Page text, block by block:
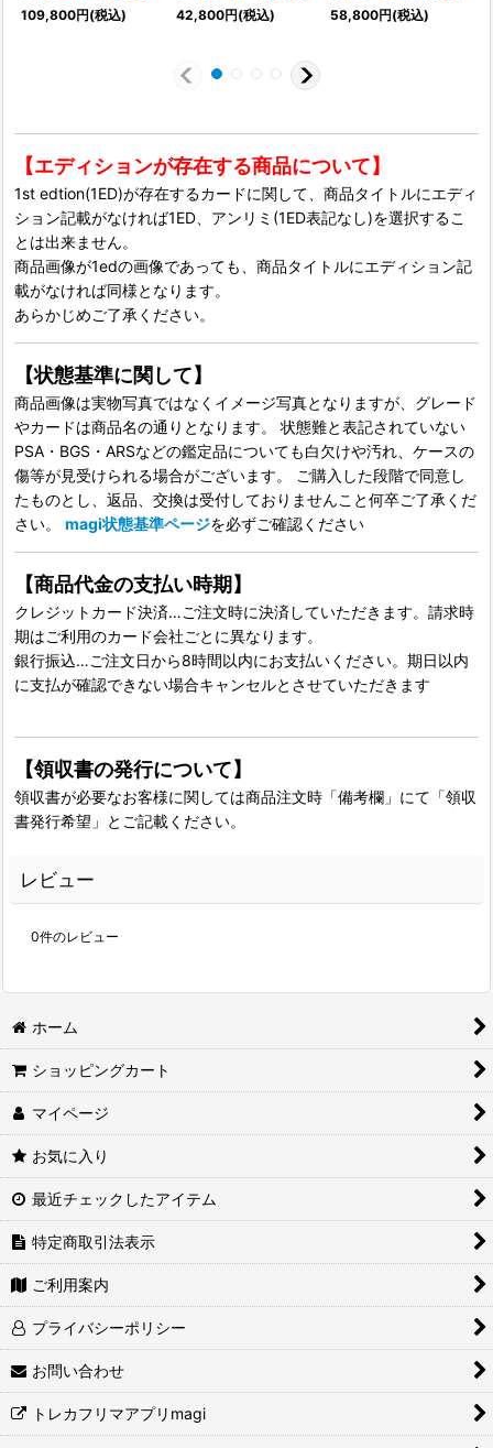
109,800円(税込)
42,800円(税込)
58,800円(税込)
【エディションが存在する商品について】
1st edtion(1ED)が存在するカードに関して、商品タイトルにエディ
ション記載がなければ1ED、アンリミ(1ED表記なし)を選択するこ
とは出来ません。
商品画像が1edの画像であっても、商品タイトルにエディション記
載がなければ同様となります。
あらかじめご了承ください。
【状態基準に関して】
商品画像は実物写真ではなくイメージ写真となりますが、グレード
やカードは商品名の通りとなります。 状態難と表記されていない
PSA・BGS・ARSなどの鑑定品についても白欠けや汚れ、ケースの
傷等が見受けられる場合がございます。 ご購入した段階で同意し
たものとし、返品、交換は受付しておりませんこと何卒ご了承くだ
さい。 magi状態基準ページを必ずご確認ください
【商品代金の支払い時期】
クレジットカード決済…ご注文時に決済していただきます。請求時
期はご利用のカード会社ごとに異なります。
銀行振込…ご注文日から8時間以内にお支払いください。期日以内
に支払が確認できない場合キャンセルとさせていただきます
【領収書の発行について】
領収書が必要なお客様に関しては商品注文時「備考欄」にて「領収
書発行希望」とご記載ください。
レビュー
0件のレビュー
ホーム
ショッピングカート
マイページ
お気に入り
最近チェックしたアイテム
特定商取引法表示
ご利用案内
プライバシーポリシー
お問い合わせ
トレカフリマアプリmagi